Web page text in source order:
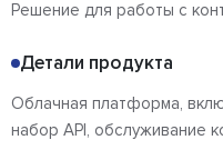
Решение для работы с
Детали продукта
Облачная платформа,
набор API, обслуживание